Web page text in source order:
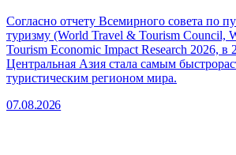
Согласно отчету Всемирного совета по
туризму (World Travel & Tourism Council,
Tourism Economic Impact Research 2026, в
Центральная Азия стала самым
туристическим регионом мира.
07.08.2026